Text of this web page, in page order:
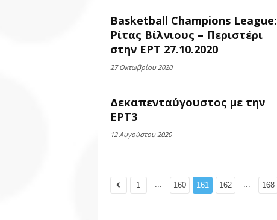
Basketball Champions League:
Ρίτας Βίλνιους – Περιστέρι
στην ΕΡΤ 27.10.2020
27 Οκτωβρίου 2020
Δεκαπενταύγουστος με την
ΕΡΤ3
12 Αυγούστου 2020
1 ... 160 161 162 ... 168